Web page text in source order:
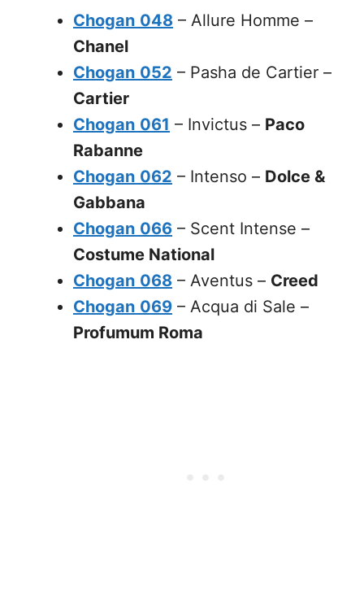
Chogan 048 – Allure Homme –
Chanel
Chogan 052 – Pasha de Cartier –
Cartier
Chogan 061 – Invictus – Paco
Rabanne
Chogan 062 – Intenso – Dolce &
Gabbana
Chogan 066 – Scent Intense –
Costume National
Chogan 068 – Aventus – Creed
Chogan 069 – Acqua di Sale –
Profumum Roma